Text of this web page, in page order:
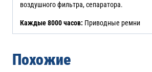
воздушного фильтра, сепаратора.
Каждые 8000 часов: Приводные ремни
Похожие